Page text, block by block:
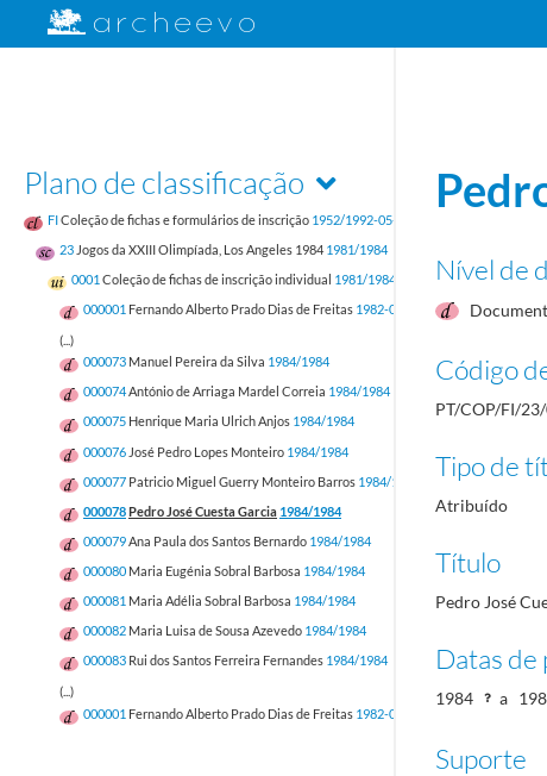
Plano de classificação
FIColeção de fichas e formulários de inscrição 1952/1992-05-17
23 Jogos da XXIII Olimpíada, Los Angeles 1984 1981/1984
0001 Coleção de fichas de inscrição individual 1981/1984
000001 Fernando Alberto Prado Dias de Freitas 1982-05-12/1982-05-12
(...)
000073 Manuel Pereira da Silva 1984/1984
000074António de Arriaga Mardel Correia 1984/1984
000075 Henrique Maria Ulrich Anjos 1984/1984
000076 José Pedro Lopes Monteiro 1984/1984
000077 Patricio Miguel Guerry Monteiro Barros 1984/1984
000078Pedro José Cuesta Garcia 1984/1984
000079Ana Paula dos Santos Bernardo 1984/1984
000080 Maria Eugénia Sobral Barbosa 1984/1984
000081 Maria Adélia Sobral Barbosa 1984/1984
000082 Maria Luisa de Sousa Azevedo 1984/1984
000083 Rui dos Santos Ferreira Fernandes 1984/1984
(...)
000001 Fernando Alberto Prado Dias de Freitas 1982-05-12/1982-05-12
Nível de
Código
PT/COP/FI/
Tipo de
Atribuído
Título
Pedro José
Datas de
1984 a
Suporte